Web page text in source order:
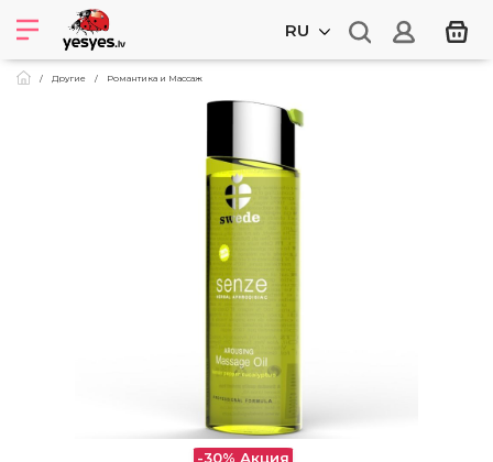
RU
Другие Романтика и Массаж
-30% Акция